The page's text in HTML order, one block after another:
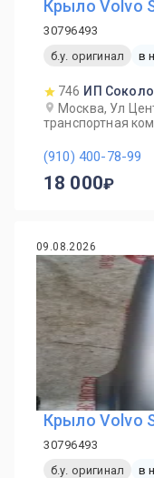
Крыло Volvo
30796493
б.у. оригинал
в
746 ИП
Москва, Ул
транспортная
(910) 400-78-99
18 000
09.08.2026
Крыло Volvo
30796493
б.у. оригинал
в